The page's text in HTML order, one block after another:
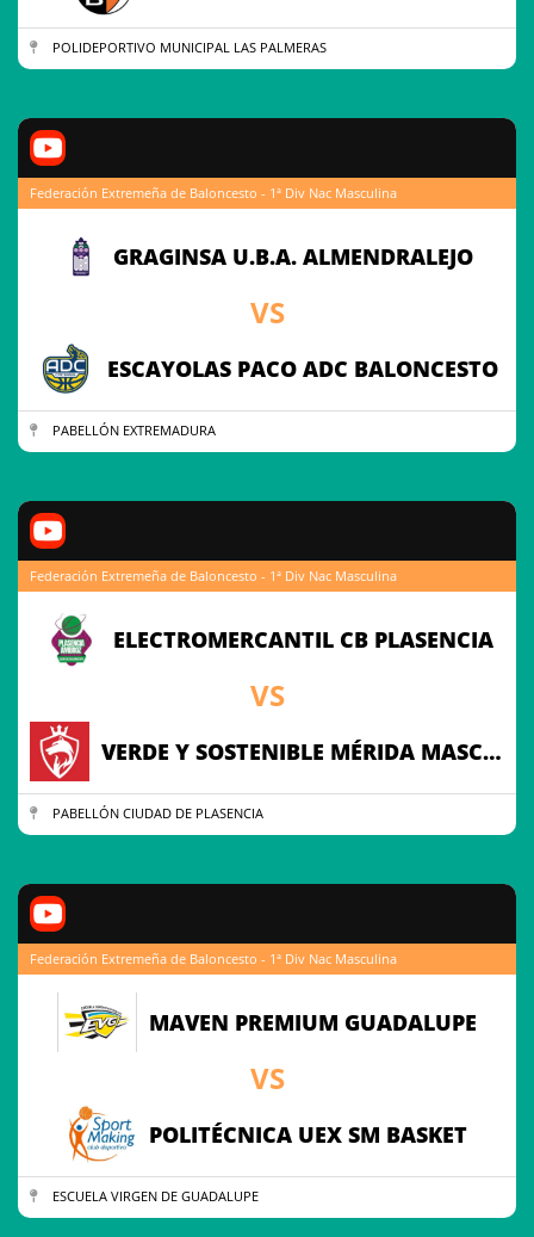
POLIDEPORTIVO MUNICIPAL LAS PALMERAS
Federación Extremeña de Baloncesto - 1ª Div Nac Masculina
GRAGINSA U.B.A. ALMENDRALEJO
VS
ESCAYOLAS PACO ADC BALONCESTO
PABELLÓN EXTREMADURA
Federación Extremeña de Baloncesto - 1ª Div Nac Masculina
ELECTROMERCANTIL CB PLASENCIA
VS
VERDE Y SOSTENIBLE MÉRIDA MASCULINO
PABELLÓN CIUDAD DE PLASENCIA
Federación Extremeña de Baloncesto - 1ª Div Nac Masculina
MAVEN PREMIUM GUADALUPE
VS
POLITÉCNICA UEX SM BASKET
ESCUELA VIRGEN DE GUADALUPE